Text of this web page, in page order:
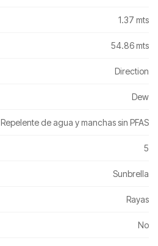
1.37 mts
54.86 mts
Direction
Dew
Repelente de agua y manchas sin PFAS
5
Sunbrella
Rayas
No